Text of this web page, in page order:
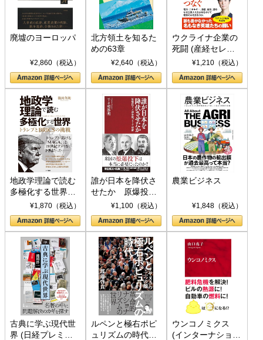
廃墟のヨーロッパ
¥2,860（税込）
北方領土を知るた
めの63章
¥2,640（税込）
ウクライナ企業の
死闘 (産経セレク
ト S 039)¥1,210（税込）
地政学理論で読む
多極化する世界：
トランプとBRICS
の挑戦
¥1,870（税込）
誰が日本を降伏さ
せたか 原爆投
下、ソ連参戦、そ
して聖断 (PHP新
書)
¥1,100（税込）
農業ビジネス
¥1,848（税込）
古典に学ぶ現代世
界 (日経プレミア
ルペンと極右ポピ
ュリズムの時代：
ウンコノミクス
(インターナショナ